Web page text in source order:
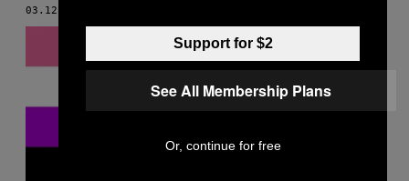
03.12.18
Support for $2
See All Membership Plans
Or, continue for free